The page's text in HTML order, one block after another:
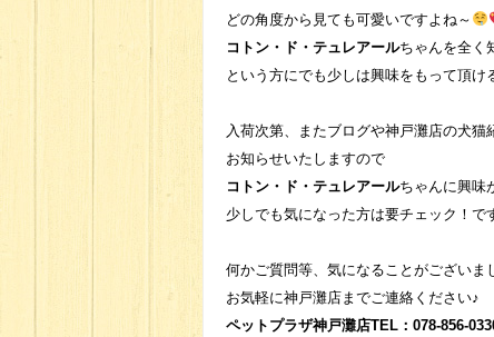
どの角度から見ても可愛いですよね～
コトン・ド・テュレアールちゃんを全く
という方にでも少しは興味をもって頂け
入荷次第、またブログや神戸灘店の犬猫
お知らせいたしますので
コトン・ド・テュレアールちゃんに興味
少しでも気になった方は要チェック！で
何かご質問等、気になることがございま
お気軽に神戸灘店までご連絡ください♪
ペットプラザ神戸灘店TEL：078-856-